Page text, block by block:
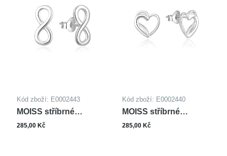
Kód zboží: E0002443
MOISS stříbrné
náušnice
285,00 Kč
Kód zboží: E0002440
MOISS stříbrné
náušnice SRDCE
285,00 Kč